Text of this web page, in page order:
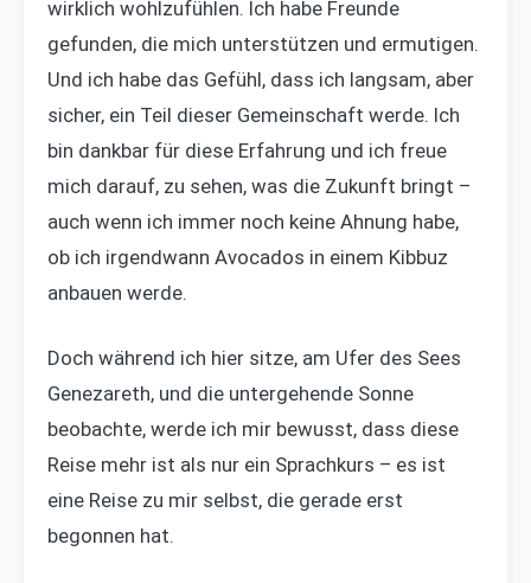
wirklich wohlzufühlen. Ich habe Freunde
gefunden, die mich unterstützen und ermutigen.
Und ich habe das Gefühl, dass ich langsam, aber
sicher, ein Teil dieser Gemeinschaft werde. Ich
bin dankbar für diese Erfahrung und ich freue
mich darauf, zu sehen, was die Zukunft bringt –
auch wenn ich immer noch keine Ahnung habe,
ob ich irgendwann Avocados in einem Kibbuz
anbauen werde.
Doch während ich hier sitze, am Ufer des Sees
Genezareth, und die untergehende Sonne
beobachte, werde ich mir bewusst, dass diese
Reise mehr ist als nur ein Sprachkurs – es ist
eine Reise zu mir selbst, die gerade erst
begonnen hat.